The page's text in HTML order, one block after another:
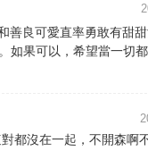
善良可愛直率勇敢有甜
如果可以，希望當一切
都沒在一起，不開森啊